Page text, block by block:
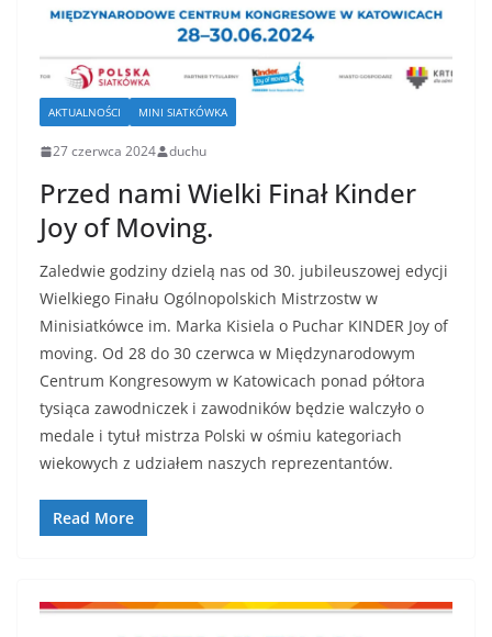
AKTUALNOŚCI MINI SIATKÓWKA
27 czerwca 2024 duchu
Przed nami Wielki Finał Kinder
Joy of Moving.
Zaledwie godziny dzielą nas od 30. jubileuszowej edycji
Wielkiego Finału Ogólnopolskich Mistrzostw w
Minisiatkówce im. Marka Kisiela o Puchar KINDER Joy of
moving. Od 28 do 30 czerwca w Międzynarodowym
Centrum Kongresowym w Katowicach ponad półtora
tysiąca zawodniczek i zawodników będzie walczyło o
medale i tytuł mistrza Polski w ośmiu kategoriach
wiekowych z udziałem naszych reprezentantów.
Read More